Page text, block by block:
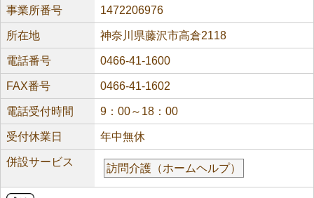
事業所番号 1472206976
所在地 神奈川県藤沢市高倉2118
電話番号 0466-41-1600
FAX番号 0466-41-1602
電話受付時間 9：00～18：00
受付休業日 年中無休
併設サービス
訪問介護（ホームヘルプ）